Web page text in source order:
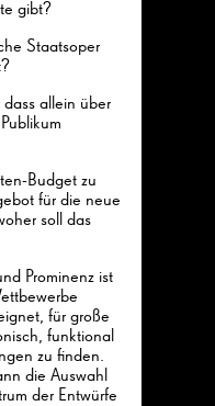
gibt?
Staatsoper
allein über
Budget zu
für die neue
soll das
Prominenz ist
für große
funktional
zu finden.
die Auswahl
der Entwürfe